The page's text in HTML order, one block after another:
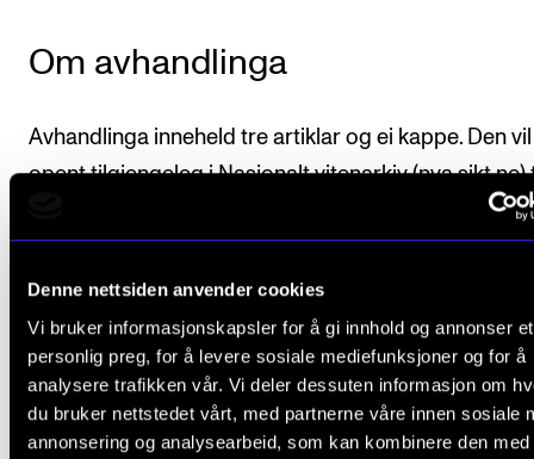
Denne nettsiden anvender cookies
Vi bruker informasjonskapsler for å gi innhold og annonser et
personlig preg, for å levere sosiale mediefunksjoner og for å
analysere trafikken vår. Vi deler dessuten informasjon om
du bruker nettstedet vårt, med partnerne våre innen sosiale
annonsering og analysearbeid, som kan kombinere den med
Om avhandlinga
Avhandlinga inneheld tre artiklar og ei kappe. Den
opent tilgjengeleg i Nasjonalt vitenarkiv (nva.sikt.no)
veker før disputasen. Den første artikkelen er
engelsk. Dei to siste artiklane og kappa er skriven på
norsk.
Rettleiar har vore professor Karette Stensæth.
Les meir om studien på NMH sine projektsider.